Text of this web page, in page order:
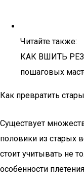
Читайте также:
КАК ВШИТЬ
пошаговых
Как превратить
Существует
половики из старых
стоит учитывать не
особенности